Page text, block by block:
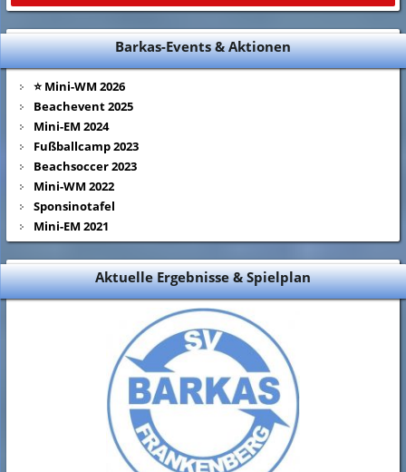
Barkas-Events & Aktionen
⭐ Mini-WM 2026
Beachevent 2025
Mini-EM 2024
Fußballcamp 2023
Beachsoccer 2023
Mini-WM 2022
Sponsinotafel
Mini-EM 2021
Aktuelle Ergebnisse & Spielplan